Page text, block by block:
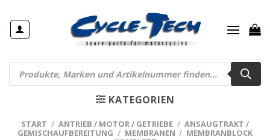
Inhalt
springen
Products
search
KATEGORIEN
START / ANTRIEB / MOTOR / GETRIEBE / ANSAUGTRAKT /
GEMISCHAUFBEREITUNG / MEMBRANEN / MEMBRANBLOCK